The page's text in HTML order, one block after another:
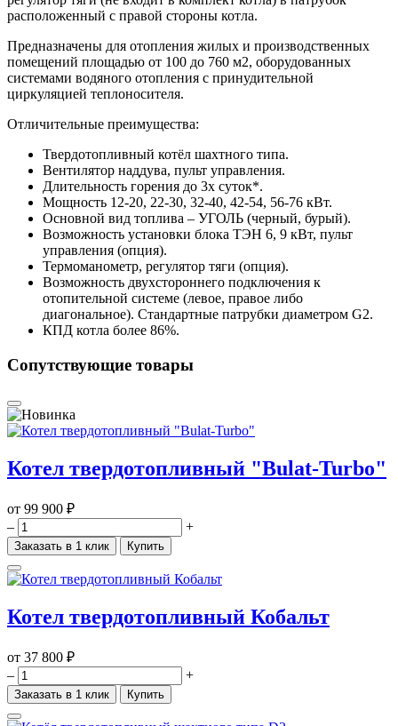
расположенный с правой стороны котла.
Предназначены для отопления жилых и производственных
помещений площадью от 100 до 760 м2, оборудованных
системами водяного отопления с принудительной
циркуляцией теплоносителя.
Отличительные преимущества:
Твердотопливный котёл шахтного типа.
Вентилятор наддува, пульт управления.
Длительность горения до 3х суток*.
Мощность 12-20, 22-30, 32-40, 42-54, 56-76 кВт.
Основной вид топлива – УГОЛЬ (черный, бурый).
Возможность установки блока ТЭН 6, 9 кВт, пульт
управления (опция).
Термоманометр, регулятор тяги (опция).
Возможность двухстороннего подключения к
отопительной системе (левое, правое либо
диагональное). Стандартные патрубки диаметром G2.
КПД котла более 86%.
Сопутствующие товары
Котел твердотопливный "Bulat-Turbo"
от 99 900 ₽
–
+
Заказать в 1 клик Купить
Котел твердотопливный Кобальт
от 37 800 ₽
–
+
Заказать в 1 клик Купить